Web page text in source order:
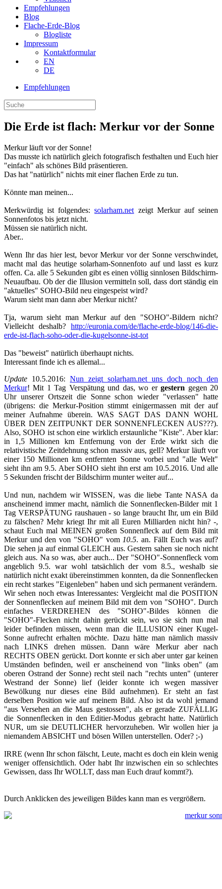
Empfehlungen
Blog
Flache-Erde-Blog
Blogliste
Impressum
Kontaktformular
EN
DE
Empfehlungen
Die Erde ist flach: Merkur vor der Sonne
Merkur läuft vor der Sonne!
Das musste ich natürlich gleich fotografisch festhalten und Euch hier
"einfach" als schönes Bild präsentieren.
Das hat "natürlich" nichts mit einer flachen Erde zu tun.
Könnte man meinen...
Merkwürdig ist folgendes:solarham.net zeigt Merkur auf seinen
Sonnenfotos bis jetzt nicht.
Müssen sie natürlich nicht.
Aber..
Wenn Ihr das hier lest, bevor Merkur vor der Sonne verschwindet,
macht mal das heutige solarham-Sonnenfoto auf und lasst es kurz
offen. Ca. alle 5 Sekunden gibt es einen völlig sinnlosen Bildschirm-
Neuaufbau. Ob der die Illusion vermitteln soll, dass dort ständig ein
"aktuelles" SOHO-Bild neu eingespeist wird?
Warum sieht man dann aber Merkur nicht?
Tja, warum sieht man Merkur auf den "SOHO"-Bildern nicht?
Vielleicht deshalb? http://euronia.com/de/flache-erde-blog/146-die-
erde-ist-flach-soho-oder-die-kugelsonne-ist-tot
Das "beweist" natürlich überhaupt nichts.
Interessant finde ich es allemal...
Update 10.5.2016: Nun zeigt solarham.net uns doch noch den
Merkur! Mit 1 Tag Verspätung und das, wo ergestern gegen 20
Uhr unserer Ortszeit die Sonne schon wieder "verlassen" hatte
(übrigens: die Merkur-Position stimmt einigermassen mit der auf
meiner Aufnahme überein. WAS SAGT DAS DANN WOHL
ÜBER DEN ZEITPUNKT DER SONNENFLECKEN AUS???).
Also, SOHO ist schon eine wirklich erstaunliche "Kiste". Aber klar:
in 1,5 Millionen km Entfernung von der Erde wirkt sich die
relativistische Zeitdehnung schon massiv aus, gell? Merkur läuft vor
einer 150 Millionen km entfernten Sonne vorbei und "alle Welt"
sieht ihn am 9.5. Aber SOHO sieht ihn erst am 10.5.2016. Und alle
5 Sekunden frischt der Bildschirm munter weiter auf...
Und nun, nachdem wir WISSEN, was die liebe Tante NASA da
anscheinend immer macht, nämlich die Sonnenflecken-Bilder mit 1
Tag VERSPÄTUNG raushauen - so lange braucht Ihr, um ein Bild
zu fälschen? Mehr kriegt Ihr mit all Euren Milliarden nicht hin? -,
schaut Euch mal MEINEN großen Sonnenfleck auf dem Bild mit
Merkur und den von "SOHO" vom 10.5. an. Fällt Euch was auf?
Die sehen ja auf einmal GLEICH aus. Gestern sahen sie noch nicht
gleich aus. Na so was, aber auch... Der "SOHO"-Sonnenfleck vom
angeblich 9.5. war wohl tatsächlich der vom 8.5., weshalb sie
natürlich nicht exakt übereinstimmen konnten, da die Sonnenflecken
ein recht starkes "Eigenleben" haben und sich permanent verändern.
Wir sehen noch etwas Interessantes: Vergleicht mal die POSITION
der Sonnenflecken auf meinem Bild mit dem von "SOHO". Durch
einfaches VERDREHEN des "SOHO"-Bildes können die
"SOHO"-Flecken nicht dahin gerückt sein, wo sie sich nun mal
leider befinden müssen, wenn man die ILLUSION einer Kugel-
Sonne aufrecht erhalten möchte. Dazu hätte man nämlich massiv
nach LINKS drehen müssen. Dann wäre Merkur aber nach
RECHTS OBEN gerückt. Dort konnte er sich aber unter gar keinen
Umständen befinden, weil er anscheinend von "links oben" (am
oberen Ostrand der Sonne) recht steil nach "rechts unten" (unterer
Westrand der Sonne) lief (leider konnte ich wegen massiver
Bewölkung nur dieses eine Bild aufnehmen). Er steht an fast
derselben Position wie auf meinem Bild. Also ist da wohl jemand
"aus Versehen an die Maus gestossen", als er gerade ZUFÄLLIG
die Sonnenflecken in den Editier-Modus gebracht hatte. Natürlich
NUR, um sie DEUTLICHER hervorzuheben. Wir wollen hier ja
niemandem ABSICHT und bösen Willen unterstellen. Oder? ;-)
IRRE (wenn Ihr schon fälscht, Leute, macht es doch ein klein wenig
weniger offensichtlich. Oder habt Ihr inzwischen ein so schlechtes
Gewissen, dass Ihr WOLLT, dass man Euch drauf kommt?).
Durch Anklicken des jeweiligen Bildes kann man es vergrößern.